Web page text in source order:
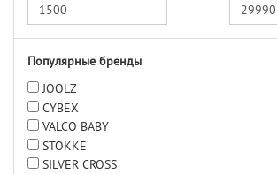
—
Популярные бренды
JOOLZ
CYBEX
VALCO BABY
STOKKE
SILVER CROSS